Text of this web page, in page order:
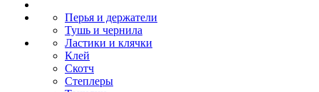
Перья и держатели
Тушь и чернила
Ластики и клячки
Клей
Скотч
Степлеры